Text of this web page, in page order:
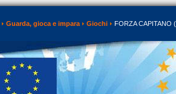
Guarda, gioca e impara Giochi FORZA CAPITANO